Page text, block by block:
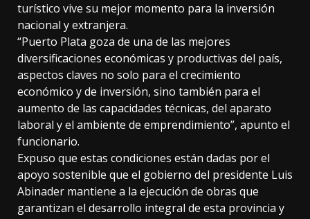
turístico vive su mejor momento para la inversión
nacional y extranjera.
“Puerto Plata goza de una de las mejores
diversificaciones económicas y productivas del país,
aspectos claves no solo para el crecimiento
económico y de inversión, sino también para el
aumento de las capacidades técnicas, del aparato
laboral y el ambiente de emprendimiento”, apunto el
funcionario.
Expuso que estas condiciones están dadas por el
apoyo sostenible que el gobierno del presidente Luis
Abinader mantiene a la ejecución de obras que
garantizan el desarrollo integral de esta provincia y